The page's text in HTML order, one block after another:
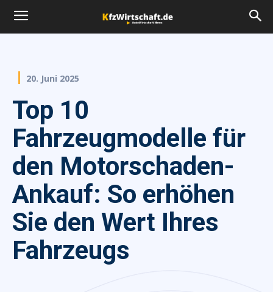
20. Juni 2025
Top 10
Fahrzeugmodelle für
den Motorschaden-
Ankauf: So erhöhen
Sie den Wert Ihres
Fahrzeugs